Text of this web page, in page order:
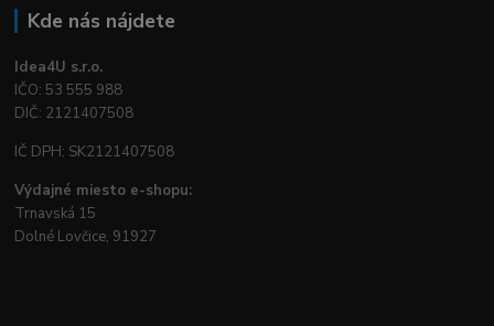
Kde nás nájdete
Idea4U s.r.o.
IČO: 53 555 988
DIČ: 2121407508
IČ DPH: SK2121407508
Výdajné miesto e-shopu:
Trnavská 15
Dolné Lovčice, 91927